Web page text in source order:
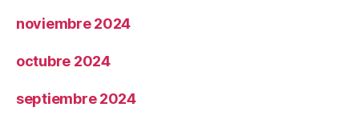
noviembre 2024
octubre 2024
septiembre 2024